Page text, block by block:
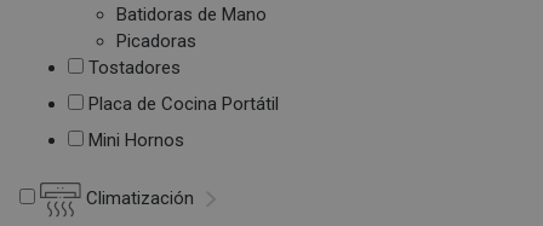
Batidoras de Mano
Picadoras
Tostadores
Placa de Cocina Portátil
Mini Hornos
Climatización